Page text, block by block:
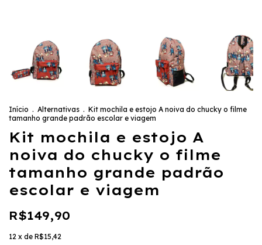
Início . Alternativas . Kit mochila e estojo A noiva do chucky o filme
tamanho grande padrão escolar e viagem
Kit mochila e estojo A
noiva do chucky o filme
tamanho grande padrão
escolar e viagem
R$149,90
12 x de R$15,42